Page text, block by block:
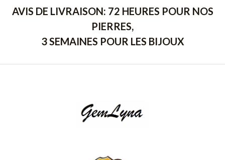
AVIS DE LIVRAISON: 72 HEURES POUR NOS
PIERRES,
3 SEMAINES POUR LES BIJOUX